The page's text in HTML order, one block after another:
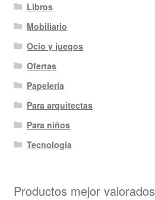
Libros
Mobiliario
Ocio y juegos
Ofertas
Papelería
Para arquitectas
Para niños
Tecnología
Productos mejor valorados